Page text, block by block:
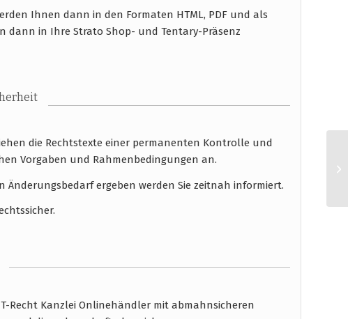
Ihnen dann in den Formaten HTML, PDF und als
dann in Ihre Strato Shop- und Tentary-Präsenz
die Rechtstexte einer permanenten Kontrolle und
Vorgaben und Rahmenbedingungen an.
ergeben werden Sie zeitnah informiert.
Recht Kanzlei Onlinehändler mit abmahnsicheren